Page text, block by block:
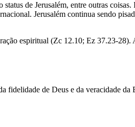
de Jerusalém, entre outras
Jerusalém continua sendo
espiritual (Zc 12.10; Ez 37.23-
fidelidade de Deus e da veracidade da